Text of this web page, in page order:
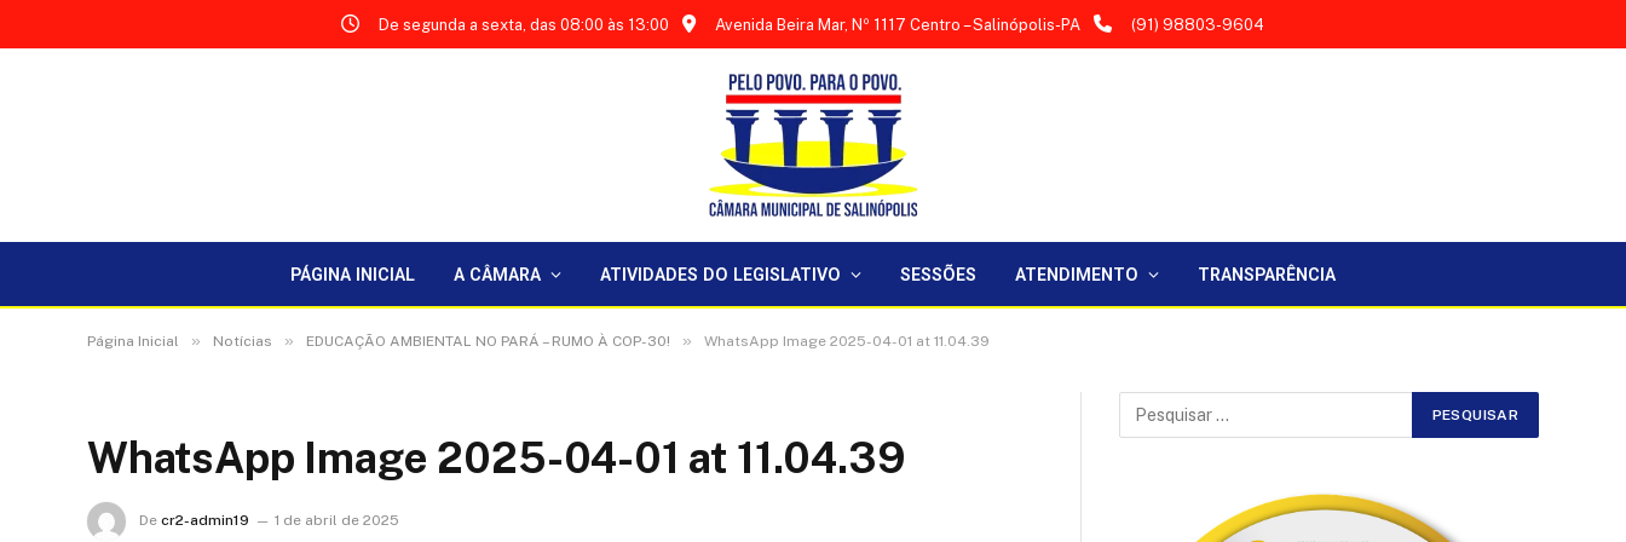
De segunda a sexta, das 08:00 às 13:00 Avenida Beira Mar, Nº 1117 Centro – Salinópolis-PA (91) 98803-9604
PÁGINA INICIAL A CÂMARA ATIVIDADES DO LEGISLATIVO SESSÕES ATENDIMENTO TRANSPARÊNCIA
Página Inicial » Notícias » EDUCAÇÃO AMBIENTAL NO PARÁ – RUMO À COP-30! » WhatsApp Image 2025-04-01 at 11.04.39
WhatsApp Image 2025-04-01 at 11.04.39
De cr2-admin19 1 de abril de 2025